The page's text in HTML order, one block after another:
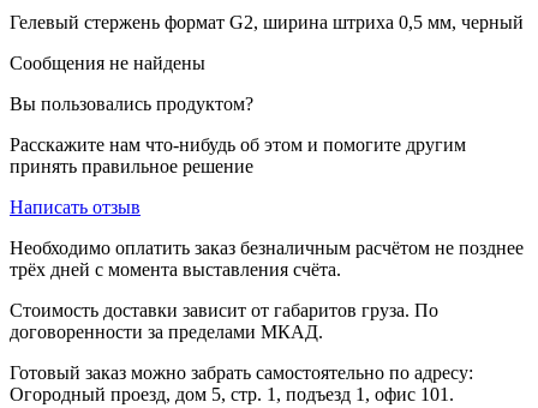
Гелевый стержень формат G2, ширина штриха 0,5 мм, черный
Сообщения не найдены
Вы пользовались продуктом?
Расскажите нам что-нибудь об этом и помогите другим
принять правильное решение
Написать отзыв
Необходимо оплатить заказ безналичным расчётом не позднее
трёх дней с момента выставления счёта.
Стоимость доставки зависит от габаритов груза. По
договоренности за пределами МКАД.
Готовый заказ можно забрать самостоятельно по адресу:
Огородный проезд, дом 5, стр. 1, подъезд 1, офис 101.